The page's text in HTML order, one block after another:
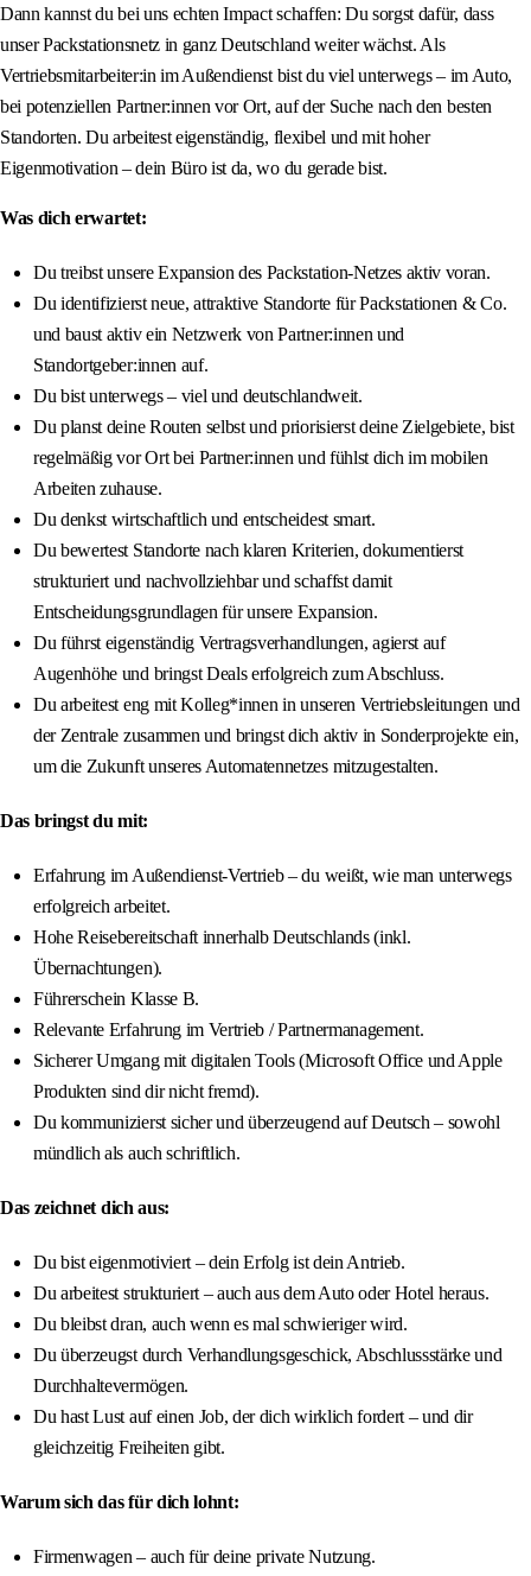
Dann kannst du bei uns echten Impact schaffen: Du sorgst dafür, dass
unser Packstationsnetz in ganz Deutschland weiter wächst. Als
Vertriebsmitarbeiter:in im Außendienst bist du viel unterwegs – im Auto,
bei potenziellen Partner:innen vor Ort, auf der Suche nach den besten
Standorten. Du arbeitest eigenständig, flexibel und mit hoher
Eigenmotivation – dein Büro ist da, wo du gerade bist.
Was dich erwartet:
Du treibst unsere Expansion des Packstation-Netzes aktiv voran.
Du identifizierst neue, attraktive Standorte für Packstationen & Co.
und baust aktiv ein Netzwerk von Partner:innen und
Standortgeber:innen auf.
Du bist unterwegs – viel und deutschlandweit.
Du planst deine Routen selbst und priorisierst deine Zielgebiete, bist
regelmäßig vor Ort bei Partner:innen und fühlst dich im mobilen
Arbeiten zuhause.
Du denkst wirtschaftlich und entscheidest smart.
Du bewertest Standorte nach klaren Kriterien, dokumentierst
strukturiert und nachvollziehbar und schaffst damit
Entscheidungsgrundlagen für unsere Expansion.
Du führst eigenständig Vertragsverhandlungen, agierst auf
Augenhöhe und bringst Deals erfolgreich zum Abschluss.
Du arbeitest eng mit Kolleg*innen in unseren Vertriebsleitungen und
der Zentrale zusammen und bringst dich aktiv in Sonderprojekte ein,
um die Zukunft unseres Automatennetzes mitzugestalten.
Das bringst du mit:
Erfahrung im Außendienst-Vertrieb – du weißt, wie man unterwegs
erfolgreich arbeitet.
Hohe Reisebereitschaft innerhalb Deutschlands (inkl.
Übernachtungen).
Führerschein Klasse B.
Relevante Erfahrung im Vertrieb / Partnermanagement.
Sicherer Umgang mit digitalen Tools (Microsoft Office und Apple
Produkten sind dir nicht fremd).
Du kommunizierst sicher und überzeugend auf Deutsch – sowohl
mündlich als auch schriftlich.
Das zeichnet dich aus:
Du bist eigenmotiviert – dein Erfolg ist dein Antrieb.
Du arbeitest strukturiert – auch aus dem Auto oder Hotel heraus.
Du bleibst dran, auch wenn es mal schwieriger wird.
Du überzeugst durch Verhandlungsgeschick, Abschlussstärke und
Durchhaltevermögen.
Du hast Lust auf einen Job, der dich wirklich fordert – und dir
gleichzeitig Freiheiten gibt.
Warum sich das für dich lohnt:
Firmenwagen – auch für deine private Nutzung.